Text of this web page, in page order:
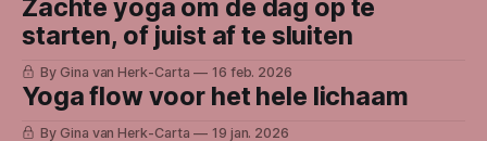
Zachte yoga om de dag op te
starten, of juist af te sluiten
By Gina van Herk-Carta 16 feb. 2026
Yoga flow voor het hele lichaam
By Gina van Herk-Carta 19 jan. 2026